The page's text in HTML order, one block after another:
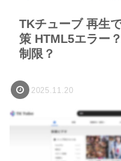
TKチューブ 再生
策 HTML5エラー
制限？
2025.11.20